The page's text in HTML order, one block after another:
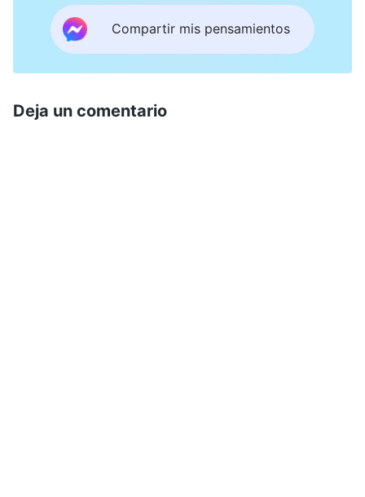
Su naturaleza dirige su conducta; sea cual sea su
naturaleza, así es la conducta que revelan, y solo
aquello que se revela de forma natural
no pueden perdurar. Cuando Dios obra para
Compartir mis pensamientos
Deja un comentario